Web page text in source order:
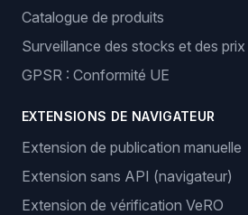
Catalogue de produits
Surveillance des stocks et des prix
GPSR : Conformité UE
EXTENSIONS DE NAVIGATEUR
Extension de publication manuelle
Extension sans API (navigateur)
Extension de vérification VeRO